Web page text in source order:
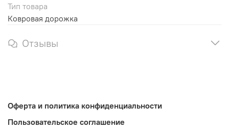
Тип товара
Ковровая дорожка
Отзывы
Оферта и политика конфиденциальности
Пользовательское соглашение